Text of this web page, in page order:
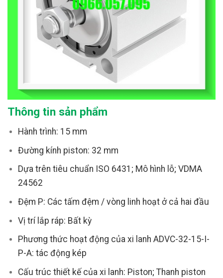
Thông tin sản phẩm
Hành trình: 15 mm
Đường kính piston: 32 mm
Dựa trên tiêu chuẩn ISO 6431; Mô hình lỗ; VDMA
24562
Đệm P: Các tấm đệm / vòng linh hoạt ở cả hai đầu
Vị trí lắp ráp: Bất kỳ
Phương thức hoạt động của xi lanh ADVC-32-15-I-
P-A: tác động kép
Cấu trúc thiết kế của xi lanh: Piston; Thanh piston